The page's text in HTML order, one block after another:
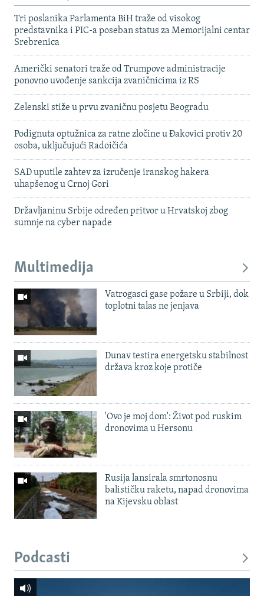
Tri poslanika Parlamenta BiH traže od visokog
predstavnika i PIC-a poseban status za Memorijalni centar
Srebrenica
Američki senatori traže od Trumpove administracije
ponovno uvođenje sankcija zvaničnicima iz RS
Zelenski stiže u prvu zvaničnu posjetu Beogradu
Podignuta optužnica za ratne zločine u Đakovici protiv 20
osoba, uključujući Radoičića
SAD uputile zahtev za izručenje iranskog hakera
uhapšenog u Crnoj Gori
Državljaninu Srbije određen pritvor u Hrvatskoj zbog
sumnje na cyber napade
Multimedija
Vatrogasci gase požare u Srbiji, dok
toplotni talas ne jenjava
Dunav testira energetsku stabilnost
država kroz koje protiče
'Ovo je moj dom': Život pod ruskim
dronovima u Hersonu
Rusija lansirala smrtonosnu
balističku raketu, napad dronovima
na Kijevsku oblast
Podcasti